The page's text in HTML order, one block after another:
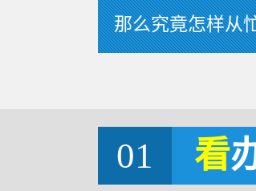
那么究竟怎样从
01 看